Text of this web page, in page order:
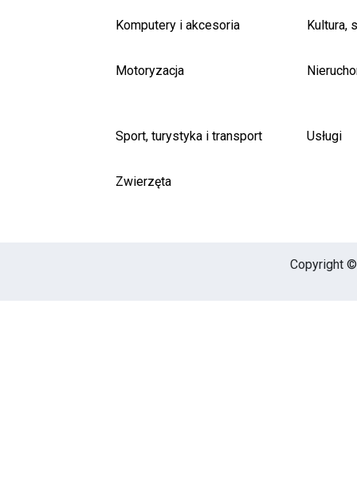
Komputery i akcesoria Kultura,
Motoryzacja
Sport, turystyka i transport Usługi
Zwierzęta
Copyright